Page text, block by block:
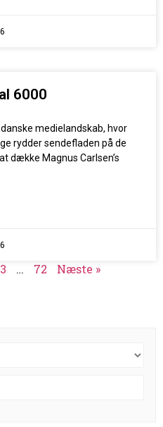
6000
medielandskab, hvor
rydder sendefladen på de
dække Magnus Carlsen’s
3 … 72 Næste »